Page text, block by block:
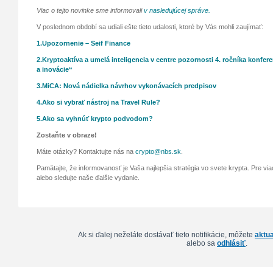
Viac o tejto novinke sme informovaliv nasledujúcej správe.
V poslednom období sa udiali ešte tieto udalosti, ktoré by Vás mohli zaujímať:
1.Upozornenie – Seif Finance
2.Kryptoaktíva a umelá inteligencia v centre pozornosti 4. ročníka
a inovácie“
3.MiCA: Nová nádielka návrhov vykonávacích predpisov
4.Ako si vybrať nástroj na Travel Rule?
5.Ako sa vyhnúť krypto podvodom?
Zostaňte v obraze!
Máte otázky? Kontaktujte nás na crypto@nbs.sk
Pamätajte, že informovanosť je Vaša najlepšia stratégia vo svete krypta. Pre
alebo sledujte naše ďalšie vydanie.
Ak si ďalej neželáte dostávať tieto notifikácie, môžete
alebo sa odhlásiť.